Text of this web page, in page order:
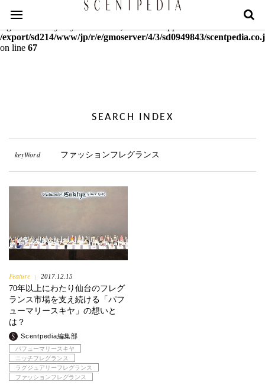
Warning
: mcrypt_decrypt(): Key of size 18 not supported by this
/export/sd214/www/jp/r/e/gmoserver/4/3/sd0949843/
on line 67
SEARCH INDEX
keyWord ファッションフレグランス
Feature 2017.12.15
70年以上にわたり仙台のフレグ
ランス市場を支え続ける「パフ
ューマリースキヤ」の想いと
は？
Scentpedia編集部
パフューマリースキヤ
ニッチフレグランス
ラグジュアリーフレグランス
ファッションフレグランス